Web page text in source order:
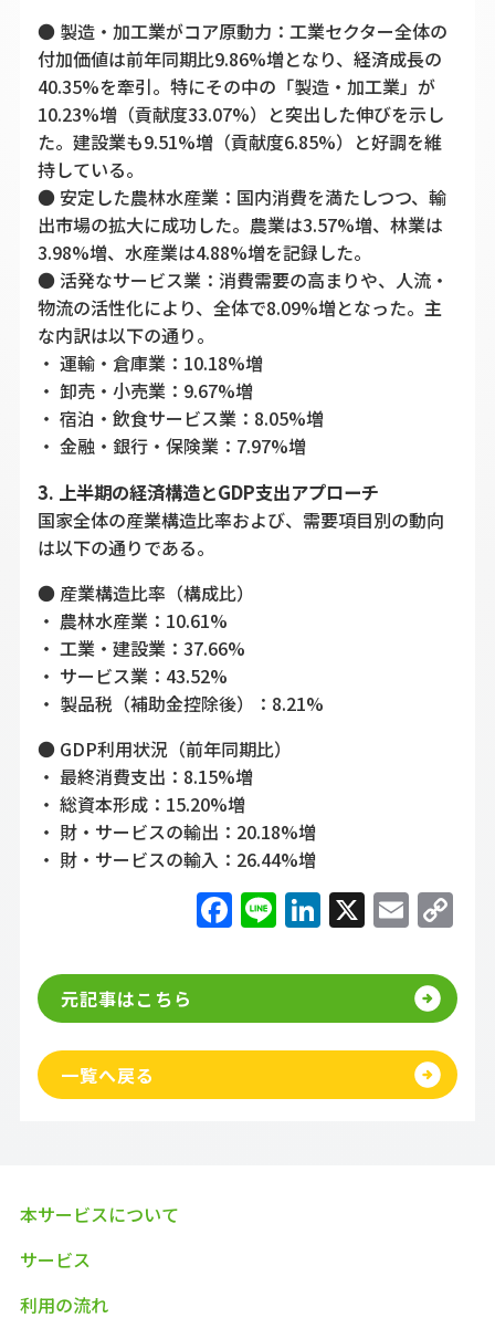
● 製造・加工業がコア原動力：工業セクター全体の
付加価値は前年同期比9.86%増となり、経済成長の
40.35%を牽引。特にその中の「製造・加工業」が
10.23%増（貢献度33.07%）と突出した伸びを示し
た。建設業も9.51%増（貢献度6.85%）と好調を維
持している。
● 安定した農林水産業：国内消費を満たしつつ、輸
出市場の拡大に成功した。農業は3.57%増、林業は
3.98%増、水産業は4.88%増を記録した。
● 活発なサービス業：消費需要の高まりや、人流・
物流の活性化により、全体で8.09%増となった。主
な内訳は以下の通り。
・ 運輸・倉庫業：10.18%増
・ 卸売・小売業：9.67%増
・ 宿泊・飲食サービス業：8.05%増
・ 金融・銀行・保険業：7.97%増
3. 上半期の経済構造とGDP支出アプローチ
国家全体の産業構造比率および、需要項目別の動向
は以下の通りである。
● 産業構造比率（構成比）
・ 農林水産業：10.61%
・ 工業・建設業：37.66%
・ サービス業：43.52%
・ 製品税（補助金控除後）：8.21%
● GDP利用状況（前年同期比）
・ 最終消費支出：8.15%増
・ 総資本形成：15.20%増
・ 財・サービスの輸出：20.18%増
・ 財・サービスの輸入：26.44%増
Facebook
LineLinkedIn
X
元記事はこちら
一覧へ戻る
本サービスについて
サービス
利用の流れ